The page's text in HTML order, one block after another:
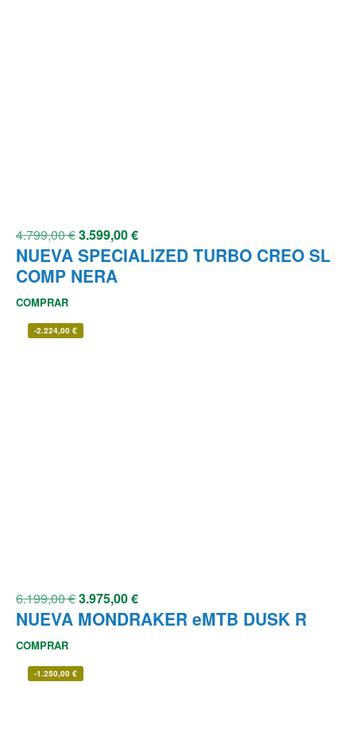
4.799,00€3.599,00€
NUEVA SPECIALIZED TURBO CREO SL
COMP NERA
COMPRAR
-2.224,00 €
6.199,00€3.975,00€
NUEVA MONDRAKER eMTB DUSK R
COMPRAR
-1.250,00 €